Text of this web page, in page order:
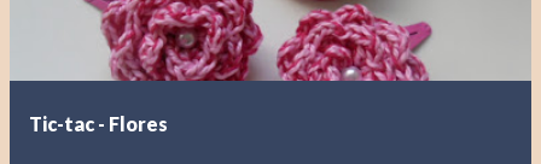
Tic-tac - Flores